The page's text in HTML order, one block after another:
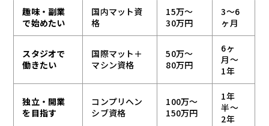
趣味・副業
で始めたい
国内マット資
格
15万〜
30万円
3〜6
ヶ月
スタジオで
働きたい
国際マット＋
マシン資格
50万〜
80万円
6ヶ
月〜
1年
独立・開業
を目指す
コンプリヘン
シブ資格
100万〜
150万円
1年
半〜
2年